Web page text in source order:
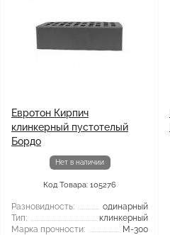
Евротон Кирпич
клинкерный пустотелый
Бордо
Нет в наличии
Код Товара: 105276
Разновидность:
одинарный
Тип:
клинкерный
Марка прочности:
М-300